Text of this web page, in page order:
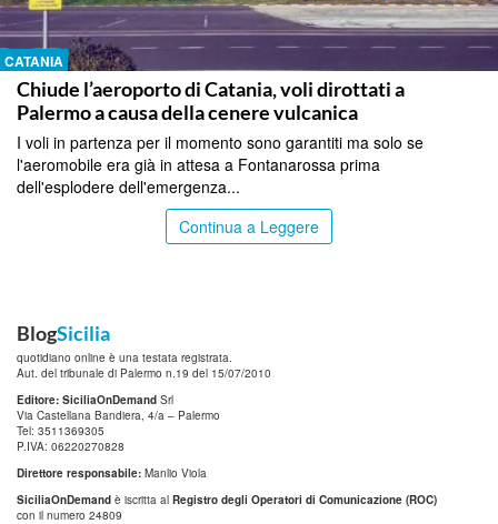
CATANIA
Chiude l’aeroporto di Catania, voli dirottati a
Palermo a causa della cenere vulcanica
I voli in partenza per il momento sono garantiti ma solo se
l'aeromobile era già in attesa a Fontanarossa prima
dell'esplodere dell'emergenza...
Continua a Leggere
BlogSicilia
quotidiano online è una testata registrata.
Aut. del tribunale di Palermo n.19 del 15/07/2010
Editore: SiciliaOnDemand Srl
Via Castellana Bandiera, 4/a – Palermo
Tel: 3511369305
P.IVA: 06220270828
Direttore responsabile: Manlio Viola
SiciliaOnDemand è iscritta al Registro degli Operatori di Comunicazione (ROC)
con il numero 24809